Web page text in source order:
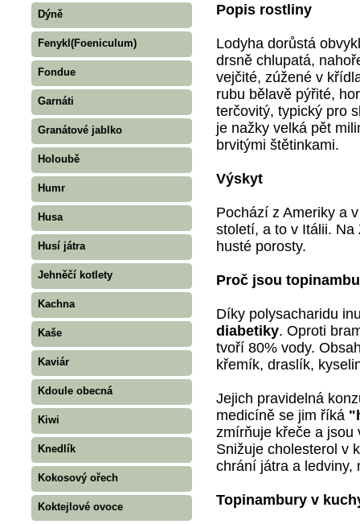
Dýně
Fenykl(Foeniculum)
Fondue
Garnáti
Granátové jablko
Holoubě
Humr
Husa
Husí játra
Jehněčí kotlety
Kachna
Kaše
Kaviár
Kdoule obecná
Kiwi
Knedlík
Kokosový ořech
Koktejlové ovoce
Popis rostliny
Lodyha dorůstá
drsně chlupatá,
vejčité, zúžené v
rubu bělavě pýřité,
terčovitý, typický pro
je nažky velká pět
brvitými štětinkami.
Výskyt
Pochází z Ameriky a
století, a to v Itálii.
husté porosty.
Proč jsou
Díky polysacharidu
diabetiky. Oproti
tvoří 80% vody.
křemík, draslík,
Jejich pravidelná
medicíně se jim říká
zmírňuje křeče a jsou
Snižuje cholesterol v
chrání játra a ledviny,
Topinambury v